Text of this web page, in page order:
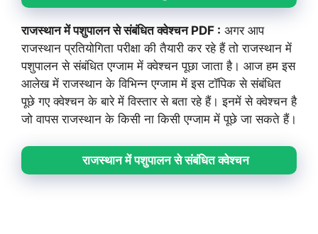
राजस्थान में पशुपालन से संबंधित क्वेश्चन PDF : अगर आप
राजस्थान प्रतियोगिता परीक्षा की तैयारी कर रहे हैं तो राजस्थान में
पशुपालन से संबंधित एग्जाम में क्वेश्चन पूछा जाता है। आज हम इस
आलेख में राजस्थान के विभिन्न एग्जाम में इस टॉपिक से संबंधित
पूछे गए क्वेश्चन के बारे में विस्तार से बता रहे हैं। इनमें से क्वेश्चन है
जो वापस राजस्थान के किसी ना किसी एग्जाम में पूछे जा सकते हैं।
राजस्थान में पशुपालन से संबंधित क्वेश्चन